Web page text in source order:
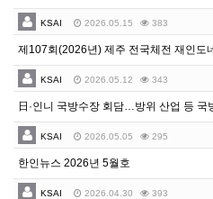
KSAI 2026.05.15 383
KSAI 2026.05.12 343
KSAI 2026.05.05 295
한인뉴스 2026년 5월호
KSAI 2026.04.30 393